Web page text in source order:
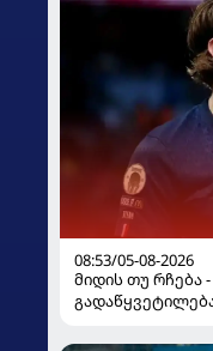
08:53/05-08-2026
მიდის თუ რჩება